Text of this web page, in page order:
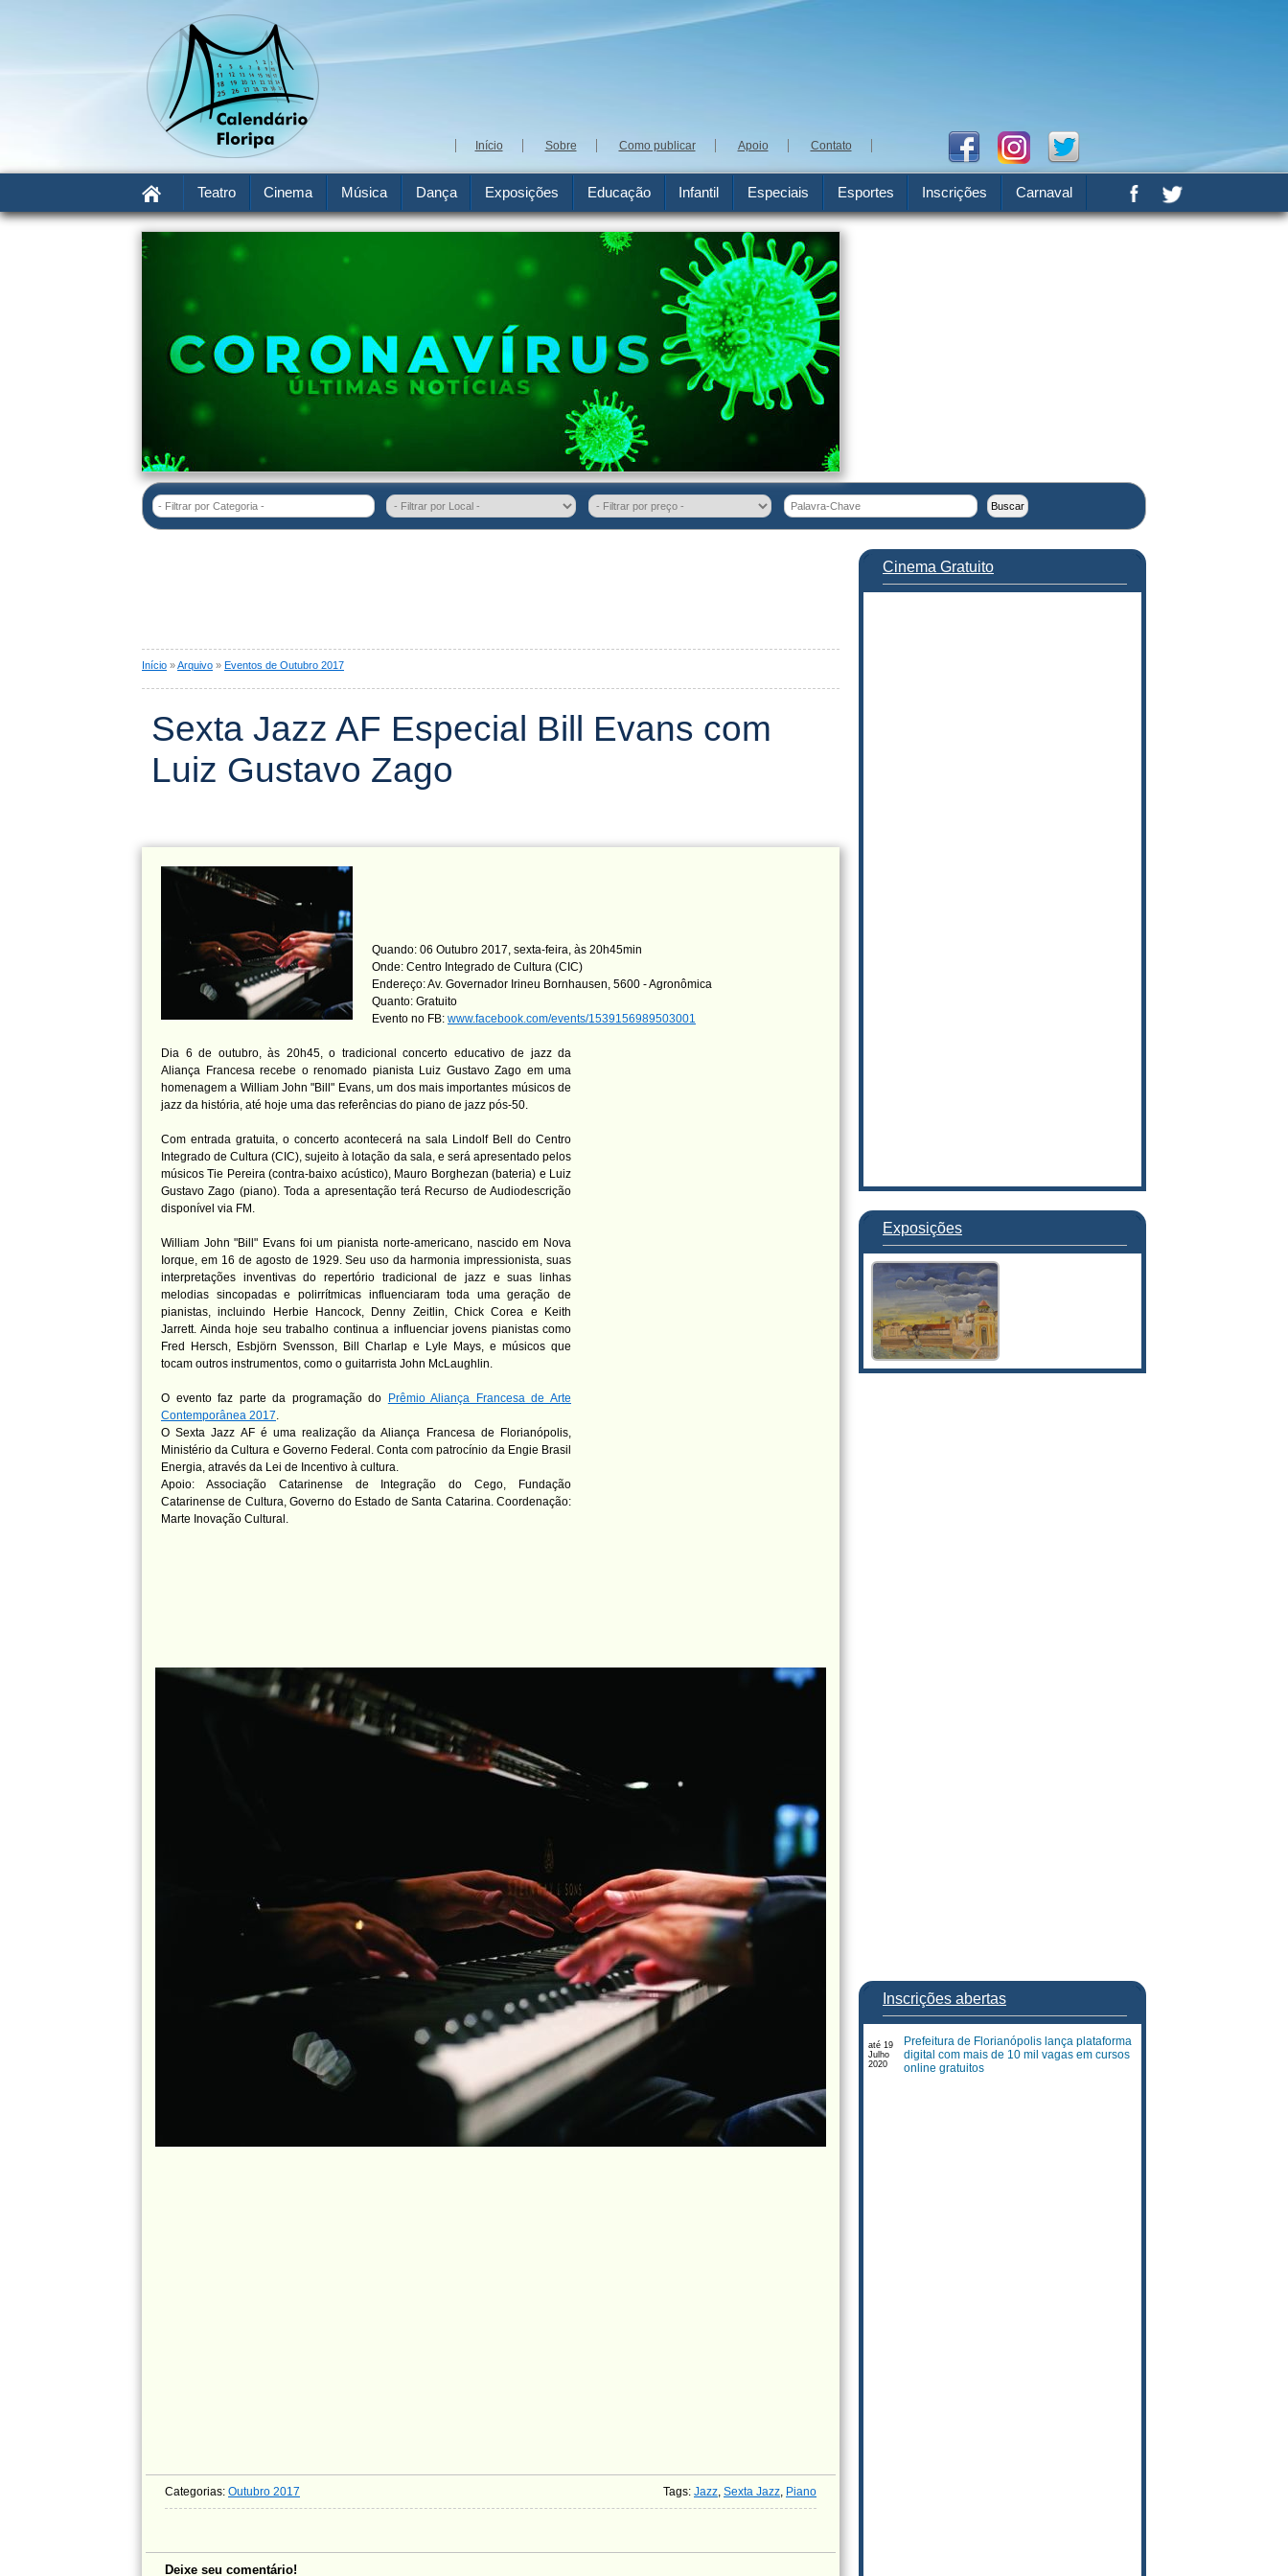
Início Sobre Como publicar Apoio Contato
Teatro Cinema Música Dança Exposições Educação Infantil Especiais Esportes Inscrições Carnaval
- Filtrar por Categoria -
Início »Arquivo » Eventos de Outubro 2017
Sexta Jazz AF Especial Bill Evans com
Luiz Gustavo Zago
Quando: 06 Outubro 2017, sexta-feira, às 20h45min
Onde: Centro Integrado de Cultura (CIC)
Endereço: Av. Governador Irineu Bornhausen, 5600 - Agronômica
Quanto: Gratuito
Evento no FB: www.facebook.com/events/1539156989503001
Dia 6 de outubro, às 20h45, o tradicional concerto educativo de jazz da
Aliança Francesa recebe o renomado pianista Luiz Gustavo Zago em uma
homenagem a William John "Bill" Evans, um dos mais importantes músicos de
jazz da história, até hoje uma das referências do piano de jazz pós-50.
Com entrada gratuita, o concerto acontecerá na sala Lindolf Bell do Centro
Integrado de Cultura (CIC), sujeito à lotação da sala, e será apresentado pelos
músicos Tie Pereira (contra-baixo acústico), Mauro Borghezan (bateria) e Luiz
Gustavo Zago (piano). Toda a apresentação terá Recurso de Audiodescrição
disponível via FM.
William John "Bill" Evans foi um pianista norte-americano, nascido em Nova
Iorque, em 16 de agosto de 1929. Seu uso da harmonia impressionista, suas
interpretações inventivas do repertório tradicional de jazz e suas linhas
melodias sincopadas e polirrítmicas influenciaram toda uma geração de
pianistas, incluindo Herbie Hancock, Denny Zeitlin, Chick Corea e Keith
Jarrett. Ainda hoje seu trabalho continua a influenciar jovens pianistas como
Fred Hersch, Esbjörn Svensson, Bill Charlap e Lyle Mays, e músicos que
tocam outros instrumentos, como o guitarrista John McLaughlin.
O evento faz parte da programação do
Prêmio Aliança Francesa de Arte
Contemporânea 2017.
O Sexta Jazz AF é uma realização da Aliança Francesa de Florianópolis,
Ministério da Cultura e Governo Federal. Conta com patrocínio da Engie Brasil
Energia, através da Lei de Incentivo à cultura.
Apoio: Associação Catarinense de Integração do Cego, Fundação
Catarinense de Cultura, Governo do Estado de Santa Catarina. Coordenação:
Marte Inovação Cultural.
Categorias: Outubro 2017 Tags: Jazz, Sexta Jazz, Piano
Deixe seu comentário!
Cinema Gratuito
Exposições
Inscrições abertas
até 19
Julho
2020
Prefeitura de Florianópolis lança plataforma
digital com mais de 10 mil vagas em cursos
online gratuitos